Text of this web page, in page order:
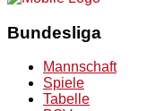
Bundesliga
Mannschaft
Spiele
Tabelle